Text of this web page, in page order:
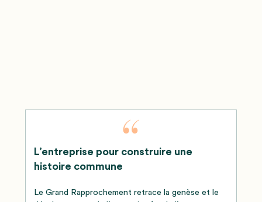
L’entreprise pour construire une
histoire commune
Le Grand Rapprochement retrace la genèse et le